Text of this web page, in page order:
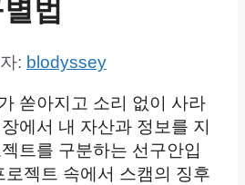
법
: blodyssey
쏟아지고 소리 없이 사라
에서 내 자산과 정보를 지
트를 구분하는 선구안입
로젝트 속에서 스캠의 징후